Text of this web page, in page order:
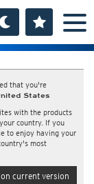
that you're
States
with the products
country. If you
to enjoy having your
most
on current version